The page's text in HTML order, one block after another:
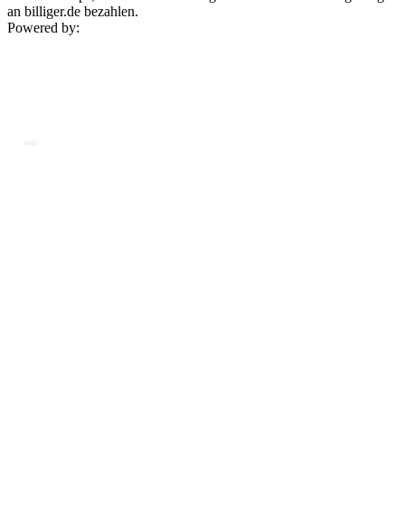
an billiger.de bezahlen.
Powered by: